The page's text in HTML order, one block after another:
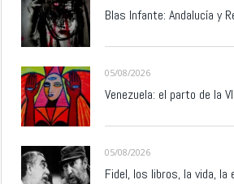
Blas Infante: Andalucía y
05/08/2026
Venezuela: el parto de la
05/08/2026
Fidel, los libros, la vida, la